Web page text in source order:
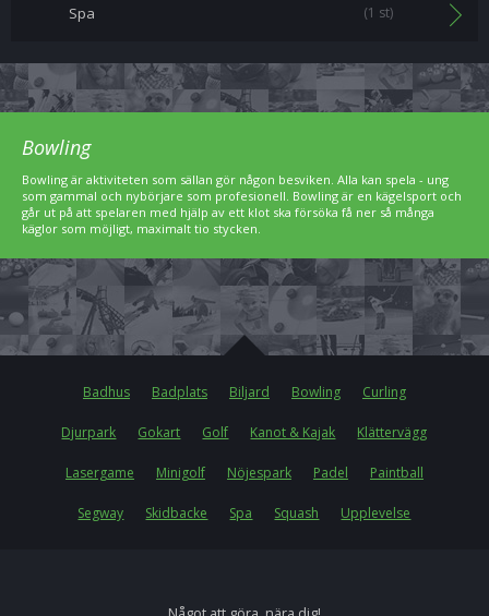
Spa (1 st)
Bowling
Bowling är aktiviteten som sällan gör någon besviken. Alla kan spela - ung
som gammal och nybörjare som profesionell. Bowling är en kägelsport och
går ut på att spelaren med hjälp av ett klot ska försöka få ner så många
käglor som möjligt, maximalt tio stycken.
Badhus Badplats Biljard Bowling Curling
Djurpark Gokart Golf Kanot & Kajak Klättervägg
Lasergame Minigolf Nöjespark Padel Paintball
Segway Skidbacke Spa Squash Upplevelse